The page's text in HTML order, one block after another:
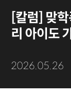
[칼럼] 맞
리 아이도
2026.05.26